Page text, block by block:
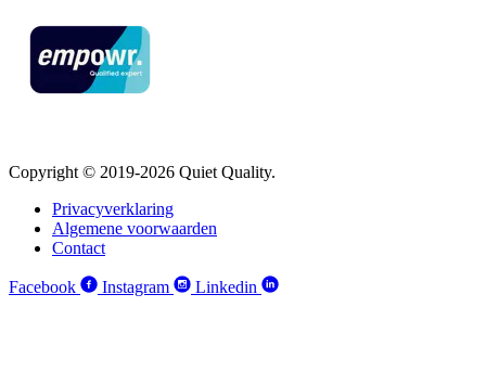
Copyright © 2019-2026 Quiet Quality.
Privacyverklaring
Algemene voorwaarden
Contact
Facebook Instagram Linkedin